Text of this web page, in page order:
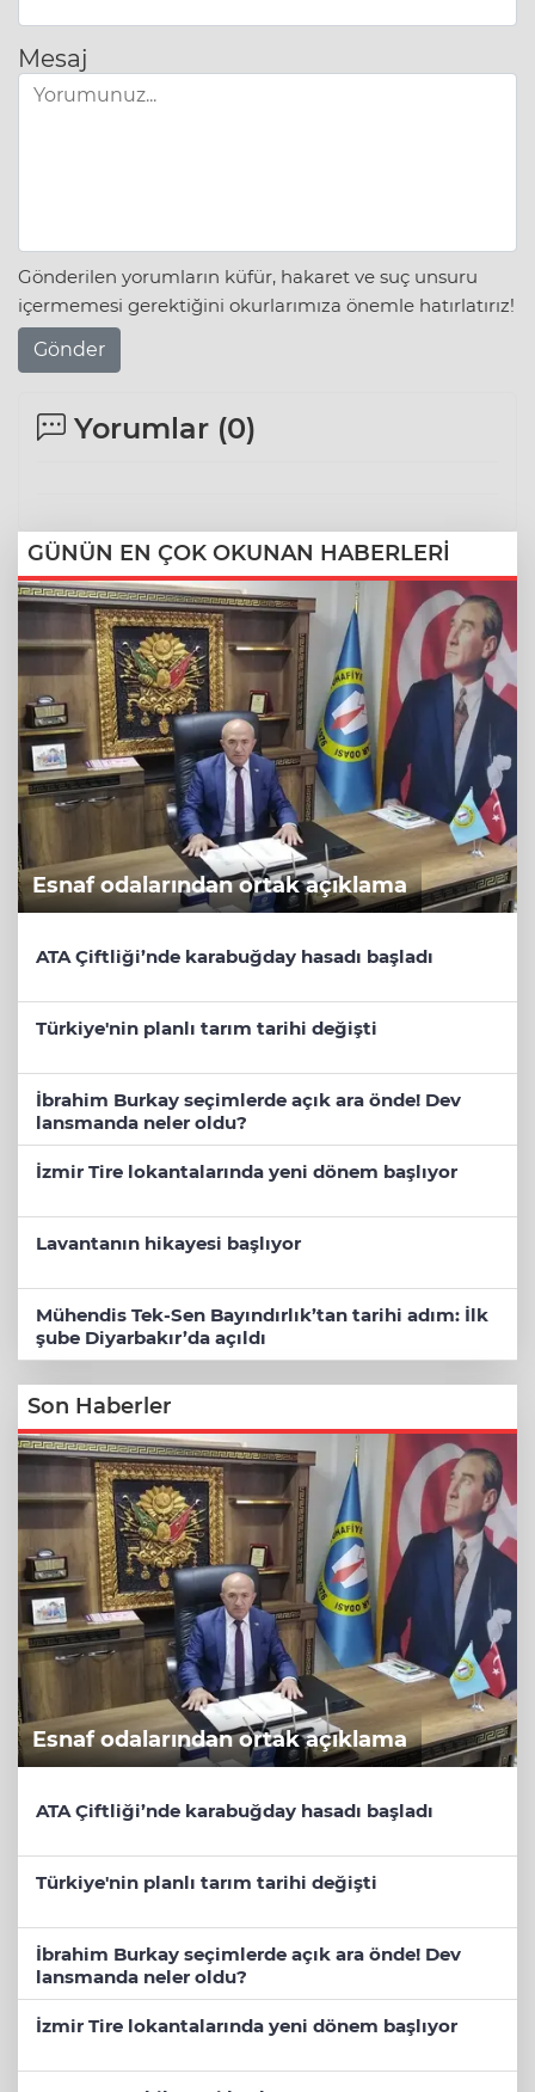
Mesaj
Gönderilen yorumların küfür, hakaret ve suç unsuru
içermemesi gerektiğini okurlarımıza önemle hatırlatırız!
Gönder
Yorumlar (0)
GÜNÜN EN ÇOK OKUNAN HABERLERİ
Esnaf odalarından ortak açıklama
ATA Çiftliği’nde karabuğday hasadı başladı
Türkiye'nin planlı tarım tarihi değişti
İbrahim Burkay seçimlerde açık ara önde! Dev
lansmanda neler oldu?
İzmir Tire lokantalarında yeni dönem başlıyor
Lavantanın hikayesi başlıyor
Mühendis Tek-Sen Bayındırlık’tan tarihi adım: İlk
şube Diyarbakır’da açıldı
Son Haberler
Esnaf odalarından ortak açıklama
ATA Çiftliği’nde karabuğday hasadı başladı
Türkiye'nin planlı tarım tarihi değişti
İbrahim Burkay seçimlerde açık ara önde! Dev
lansmanda neler oldu?
İzmir Tire lokantalarında yeni dönem başlıyor